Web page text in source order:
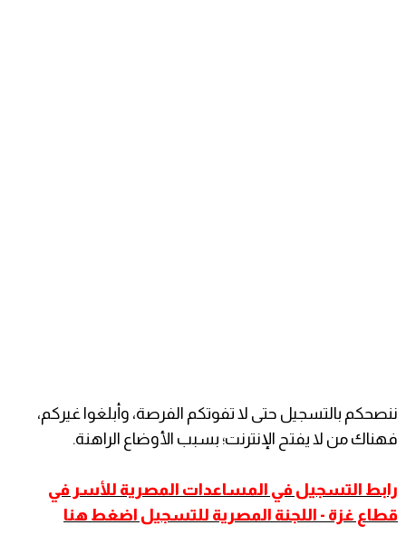
ننصحكم بالتسجيل حتى لا تفوتكم الفرصة، وأبلغوا غيركم،
فهناك من لا يفتح الإنترنت؛ بسبب الأوضاع الراهنة.
رابط التسجيل في المساعدات المصرية للأسر في
قطاع غزة - اللجنة المصرية للتسجيل اضغط هنا